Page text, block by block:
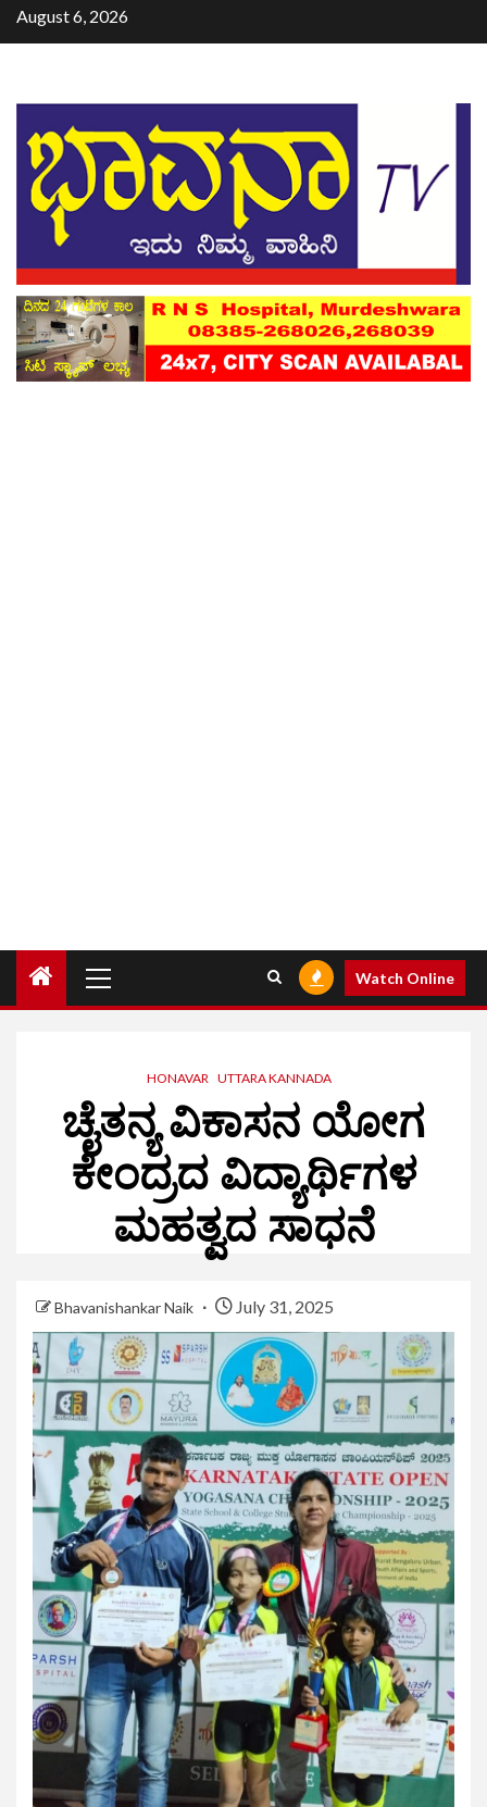
August 6, 2026
Watch Online
HONAVAR UTTARA KANNADA
ಚೈತನ್ಯ ವಿಕಾಸನ ಯೋಗ
ಕೇಂದ್ರದ ವಿದ್ಯಾರ್ಥಿಗಳ
ಮಹತ್ವದ ಸಾಧನೆ
Bhavanishankar Naik July 31, 2025